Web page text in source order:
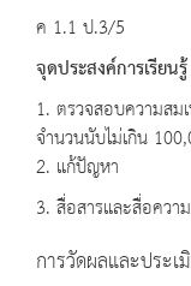
ค 1.1 ป.3/5
จุดประสงค์การเรียนรู้
1. ตรวจสอบความสม
จำนวนนับไม่เกิน
2. แก้ปัญหา
3. สื่อสารและสื่อคว
การวัดผลและประเ